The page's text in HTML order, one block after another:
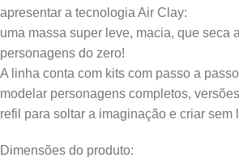
apresentar a tecnologia Air Clay:
uma massa super leve, macia, que seca
personagens do zero!
A linha conta com kits com passo a
modelar personagens completos,
refil para soltar a imaginação e criar sem
Dimensões do produto: